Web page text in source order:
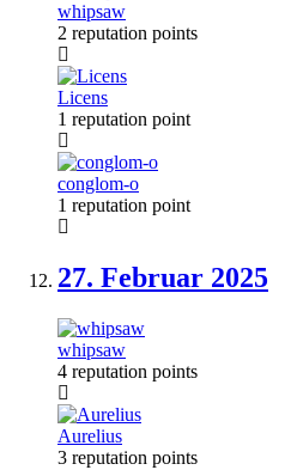
whipsaw
2 reputation points
Licens
1 reputation point
conglom-o
1 reputation point
27. Februar 2025
whipsaw
4 reputation points
Aurelius
3 reputation points